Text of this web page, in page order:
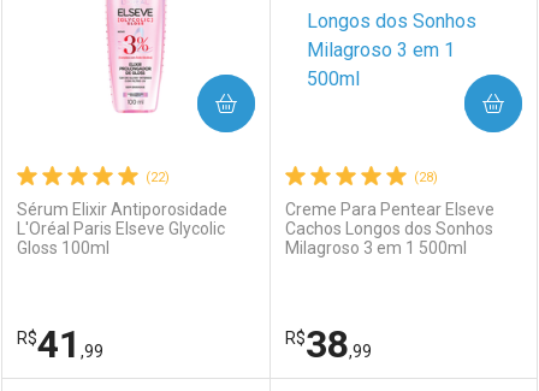
(22)
Sérum Elixir Antiporosidade
L'Oréal Paris Elseve Glycolic
Gloss 100ml
R$41 ,99
COMPRAR
(28)
Creme Para Pentear Elseve
Cachos Longos dos Sonhos
Milagroso 3 em 1 500ml
R$38,99
COMPRAR